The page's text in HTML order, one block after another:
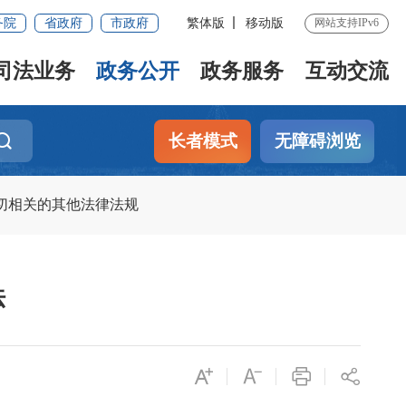
院 省政府 市政府 繁体版 移动版 网站支持IPv6
法业务 政务公开 政务服务 互动交流
长者模式 无障碍浏览
相关的其他法律法规